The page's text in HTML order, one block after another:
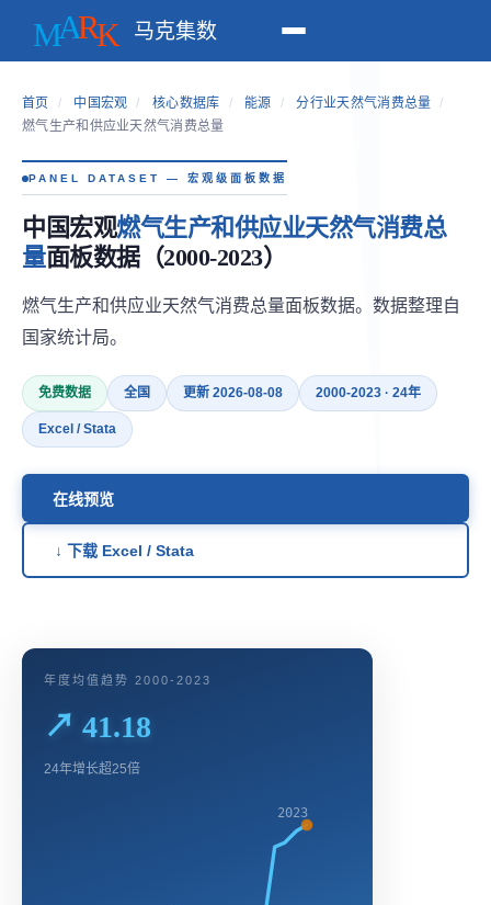
马克集数
首页 / 中国宏观 / 核心数据库 / 能源 / 分行业天然气消费总量
/
燃气生产和供应业天然气消费总量
PANEL DATASET — 宏观级面板数据
中国宏观燃气生产和供应业天然气消费总
量面板数据（2000-2023）
燃气生产和供应业天然气消费总量面板数据。数据整理自
国家统计局。
免费数据 全国 更新 2026-08-08 2000-2023 · 24年
Excel / Stata
在线预览
↓ 下载 Excel / Stata
年度均值趋势 2000-2023
↗ 41.18
24年增长超25倍
2023